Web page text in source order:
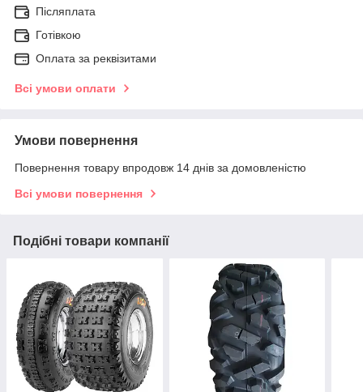
Післяплата
Готівкою
Оплата за реквізитами
Всі умови оплати
Умови повернення
Повернення товару впродовж 14 днів за домовленістю
Всі умови повернення
Подібні товари компанії